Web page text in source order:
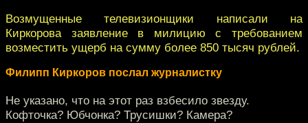
Возмущенные телевизионщики написали на
Киркорова заявление в милицию с требованием
возместить ущерб на сумму более 850 тысяч рублей.
Филипп Киркоров послал журналистку
Не указано, что на этот раз взбесило звезду.
Кофточка? Юбчонка? Трусишки? Камера?